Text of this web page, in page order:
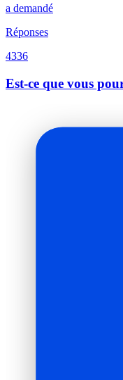
a demandé
Réponses
4336
Est-ce que vous